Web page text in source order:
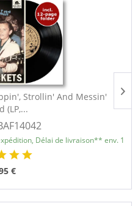
Strollin' And Messin'
(LP,...
Délai de livraison** env. 1 à
€